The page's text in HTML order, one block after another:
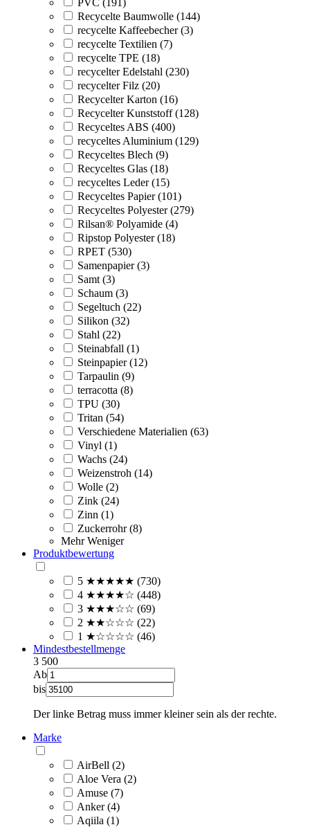
Recycelte Baumwolle (144)
recycelte Kaffeebecher (3)
recycelte Textilien (7)
recycelte TPE (18)
recycelter Edelstahl (230)
recycelter Filz (20)
Recycelter Karton (16)
Recycelter Kunststoff (128)
Recyceltes ABS (400)
recyceltes Aluminium (129)
Recyceltes Blech (9)
Recyceltes Glas (18)
recyceltes Leder (15)
Recyceltes Papier (101)
Recyceltes Polyester (279)
Rilsan® Polyamide (4)
Ripstop Polyester (18)
RPET (530)
Samenpapier (3)
Samt (3)
Schaum (3)
Segeltuch (22)
Silikon (32)
Stahl (22)
Steinabfall (1)
Steinpapier (12)
Tarpaulin (9)
terracotta (8)
TPU (30)
Tritan (54)
Verschiedene Materialien (63)
Vinyl (1)
Wachs (24)
Weizenstroh (14)
Wolle (2)
Zink (24)
Zinn (1)
Zuckerrohr (8)
Mehr Weniger
Produktbewertung
5 ★★★★★ (730)
4 ★★★★☆ (448)
3 ★★★☆☆ (69)
2 ★★☆☆☆ (22)
1 ★☆☆☆☆ (46)
Mindestbestellmenge
3 500
Ab
bis
Der linke Betrag muss immer kleiner sein als der rechte.
Marke
AirBell (2)
Aloe Vera (2)
Amuse (7)
Anker (4)
Aqiila (1)